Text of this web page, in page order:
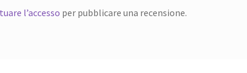
l’accesso per pubblicare una recensione.